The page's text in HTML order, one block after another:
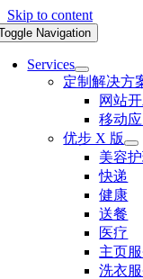
Skip to content
Navigation
Services
定制解决方
网站
移动
优步 X 版
美容
快递
健康
送餐
医疗
主页
洗衣